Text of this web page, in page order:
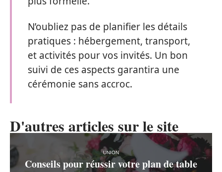
N’oubliez pas de planifier les détails
pratiques : hébergement, transport,
et activités pour vos invités. Un bon
suivi de ces aspects garantira une
cérémonie sans accroc.
D'autres articles sur le site
UNION
Conseils pour réussir votre plan de table